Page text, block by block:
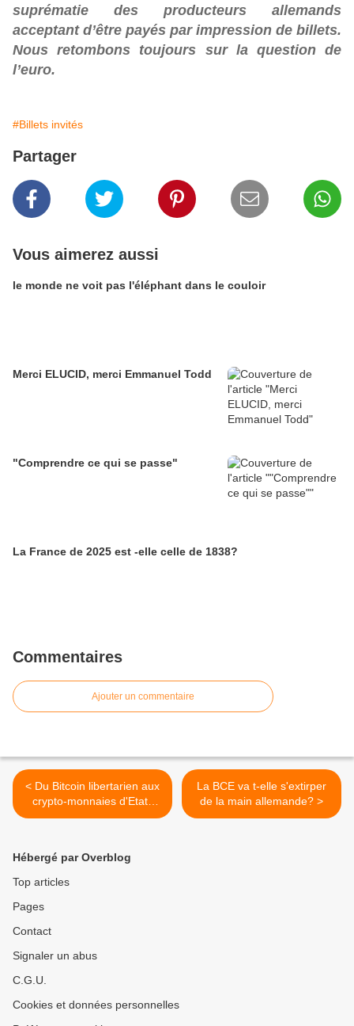
suprématie des producteurs allemands
acceptant d’être payés par impression de billets.
Nous retombons toujours sur la question de
l’euro.
#Billets invités
Partager
Vous aimerez aussi
le monde ne voit pas l'éléphant dans le couloir
Merci ELUCID, merci Emmanuel Todd
"Comprendre ce qui se passe"
La France de 2025 est -elle celle de 1838?
Commentaires
Ajouter un commentaire
< Du Bitcoin libertarien aux
crypto-monnaies d'Etats
souverains
La BCE va t-elle s'extirper
de la main allemande? >
Hébergé par Overblog
Top articles
Pages
Contact
Signaler un abus
C.G.U.
Cookies et données personnelles